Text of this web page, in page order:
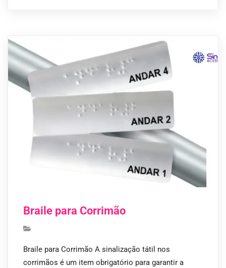
Braile para Corrimão
Braile para Corrimão A sinalização tátil nos
corrimãos é um item obrigatório para garantir a